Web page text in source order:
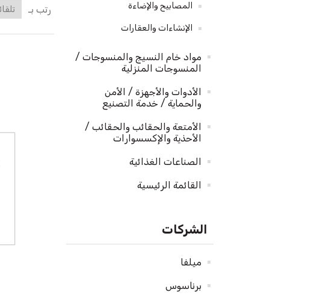
المصابيح والإضاءة
الإنشاءات والعقارات
مواد خام النسيج والمنسوجات /
المنسوجات المنزلية
الأدوات والأجهزة / الأمن
والحماية / خدمة التصنيع
الأمتعة والحقائب والحقائب /
الأحذية والإكسسوارات
الصناعات الغذائية
القائمة الرئيسية
الشركات
ميلفا
برناسوس
رتب بـ